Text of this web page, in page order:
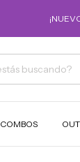
¡NUEVOS
COMBOS